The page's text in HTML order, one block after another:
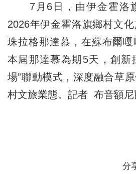
7月6日，由伊金霍洛
2026年伊金霍洛旗鄉村文
珠拉格那達慕，在蘇布爾嘎
本屆那達慕為期5天，創新
場”聯動模式，深度融合草
村文旅業態。記者 布音額
分